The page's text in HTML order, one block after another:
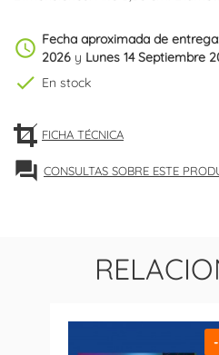
schedule Fecha aproximada de
2026 y Lunes 14 Septiembre
check En stock
FICHA TÉCNICA
forum CONSULTAS SOBRE ESTE